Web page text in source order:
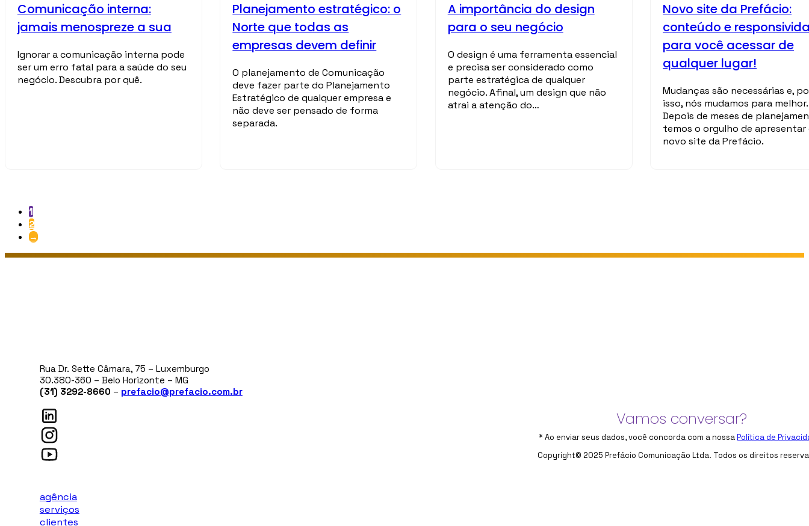
Comunicação interna:
jamais menospreze a sua
Ignorar a comunicação interna pode
ser um erro fatal para a saúde do seu
negócio. Descubra por quê.
Planejamento estratégico: o
Norte que todas as
empresas devem definir
O planejamento de Comunicação
deve fazer parte do Planejamento
Estratégico de qualquer empresa e
não deve ser pensado de forma
separada.
A importância do design
para o seu negócio
O design é uma ferramenta essencial
e precisa ser considerado como
parte estratégica de qualquer
negócio. Afinal, um design que não
atrai a atenção do…
Novo site da Prefácio:
conteúdo e
para você acessar de
qualquer lugar!
Mudanças são necessárias e,
isso, nós mudamos para melhor.
Depois de meses de
temos o orgulho de apresentar
novo site da Prefácio.
1
2
→
Rua Dr. Sette Câmara, 75 – Luxemburgo
30.380-360 – Belo Horizonte – MG
(31) 3292-8660 – prefacio@prefacio.com.br
agência
serviços
clientes
Vamos conversar?
* Ao enviar seus dados, você concorda com a nossaPolítica de
Copyright© 2025 Prefácio Comunicação Ltda. Todos os direitos